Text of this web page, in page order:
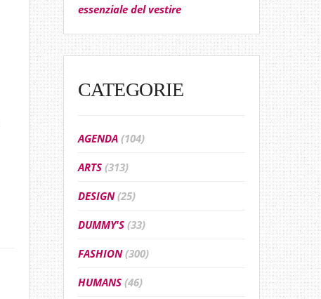
essenziale del vestire
CATEGORIE
AGENDA (104)
ARTS (313)
DESIGN(25)
DUMMY'S (33)
FASHION(300)
HUMANS (46)